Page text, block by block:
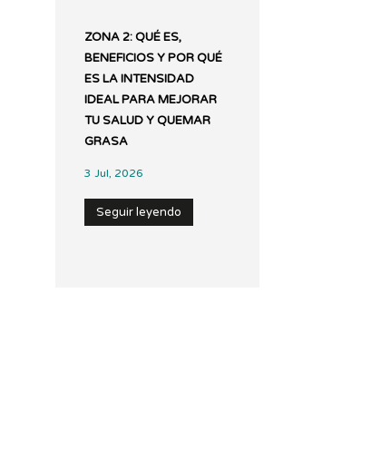
ZONA 2: QUÉ ES,
BENEFICIOS Y POR QUÉ
ES LA INTENSIDAD
IDEAL PARA MEJORAR
TU SALUD Y QUEMAR
GRASA
3 Jul, 2026
Seguir leyendo